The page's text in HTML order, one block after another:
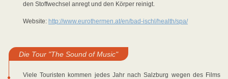
den Stoffwechsel anregt und den Körper reinigt.
Website: http://www.eurothermen.at/en/bad-ischl/health/spa/
Die Tour "The Sound of Music"
Viele Touristen kommen jedes Jahr nach Salzburg wegen des Films